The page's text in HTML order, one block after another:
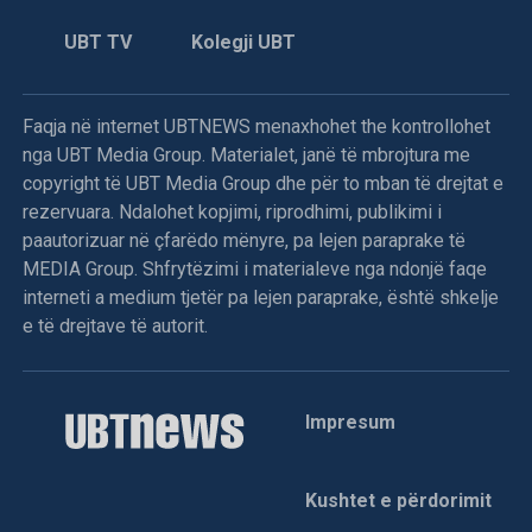
të serbëve të Bosnjës, që kohëve të fundit i përsëritën
helmetkaltërit ukrainas t’u dorëzojnë një tank T-55, dy qerre
të blinduara M-0, një bateri topash kundërajror dhe dy tri
orë më vonë e sulmuan helikopterin “Puma” të kontigjentit
francez, që kërkonte materialin e “vjedhur”.
Në bombardimet e NATO-s ndaj pozicioneve serbe morën
pjesë avionët amerikanë “A10”, mirazhët francez, jaguarët
britanikë dhe gjuajtësit holandez. Me këtë rast, komandanti
lidhje me bombardimet dhe “objektivët e qëlluar”, burimet
e NATOs theksojnë se “janë shkatërruar disa nga armët e
UBT TV Kolegji UBT
Faqja në internet UBTNEWS menaxhohet the kontrollohet
nga UBT Media Group. Materialet, janë të mbrojtura me
copyright të UBT Media Group dhe për to mban të drejtat e
rezervuara. Ndalohet kopjimi, riprodhimi, publikimi i
paautorizuar në çfarëdo mënyre, pa lejen paraprake të
MEDIA Group. Shfrytëzimi i materialeve nga ndonjë faqe
interneti a medium tjetër pa lejen paraprake, është shkelje
e të drejtave të autorit.
Impresum
Kushtet e përdorimit